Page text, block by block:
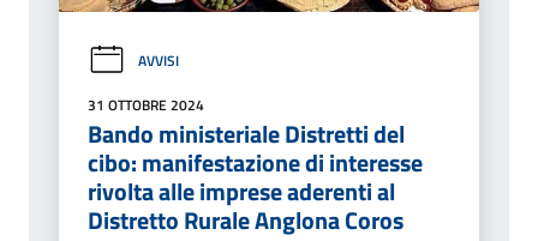
AVVISI
31 OTTOBRE 2024
Bando ministeriale Distretti del
cibo: manifestazione di interesse
rivolta alle imprese aderenti al
Distretto Rurale Anglona Coros